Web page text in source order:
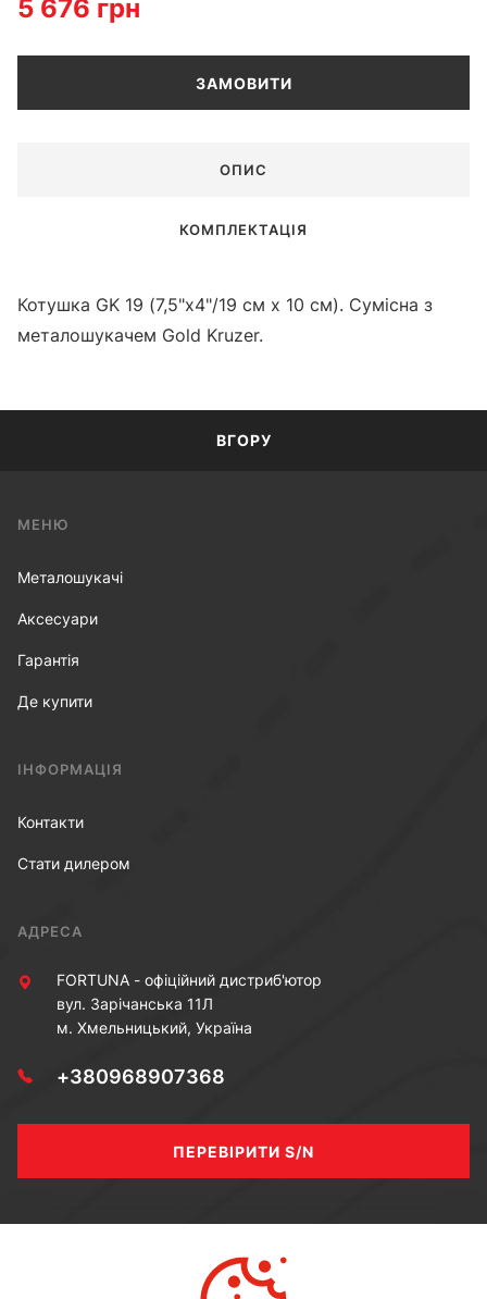
5 676 грн
ЗАМОВИТИ
ОПИС
КОМПЛЕКТАЦІЯ
Котушка GK 19 (7,5"х4"/19 см х 10 см). Сумісна з
металошукачем Gold Kruzer.
ВГОРУ
МЕНЮ
Металошукачі
Аксесуари
Гарантія
Де купити
ІНФОРМАЦІЯ
Контакти
Стати дилером
АДРЕСА
FORTUNA - офіційний дистриб'ютор
вул. Зарічанська 11Л
м. Хмельницький, Україна
+380968907368
ПЕРЕВІРИТИ S/N